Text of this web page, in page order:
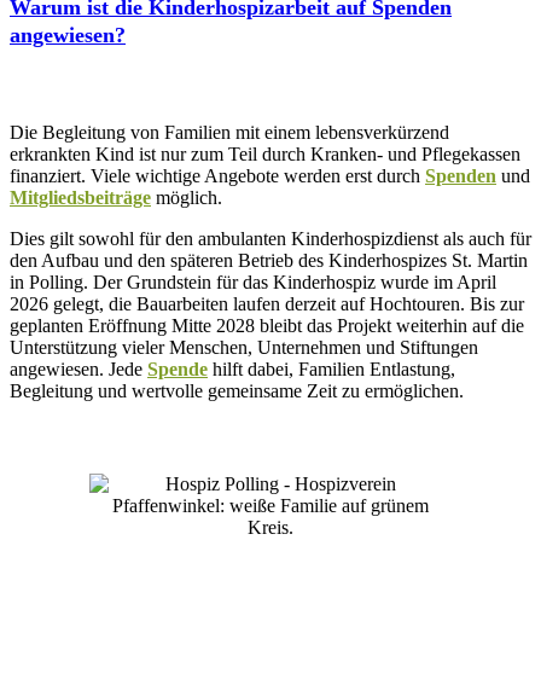
Warum ist die Kinderhospizarbeit auf Spenden
angewiesen?
Die Begleitung von Familien mit einem lebensverkürzend
erkrankten Kind ist nur zum Teil durch Kranken- und Pflegekassen
finanziert. Viele wichtige Angebote werden erst durch Spenden und
Mitgliedsbeiträge möglich.
Dies gilt sowohl für den ambulanten Kinderhospizdienst als auch für
den Aufbau und den späteren Betrieb des Kinderhospizes St. Martin
in Polling. Der Grundstein für das Kinderhospiz wurde im April
2026 gelegt, die Bauarbeiten laufen derzeit auf Hochtouren. Bis zur
geplanten Eröffnung Mitte 2028 bleibt das Projekt weiterhin auf die
Unterstützung vieler Menschen, Unternehmen und Stiftungen
angewiesen. Jede Spende hilft dabei, Familien Entlastung,
Begleitung und wertvolle gemeinsame Zeit zu ermöglichen.